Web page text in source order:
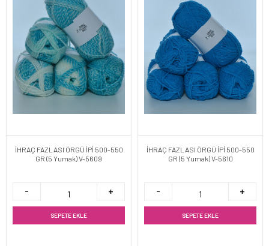
İHRAÇ FAZLASI ÖRGÜ İPİ 500-550
GR (5 Yumak) V-5609
SEPETE EKLE
İHRAÇ FAZLASI ÖRGÜ İPİ 500-550
GR (5 Yumak) V-5610
SEPETE EKLE